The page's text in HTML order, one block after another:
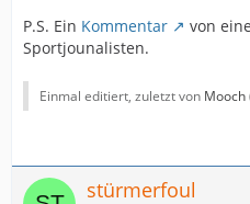
P.S. Ein Kommentar
von
Sportjounalisten.
Einmal editiert, zuletzt von Mooch
stürmerfoul